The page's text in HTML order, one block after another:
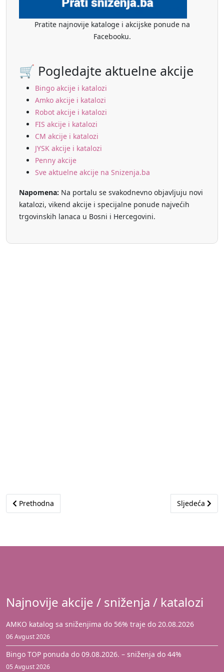
Pratite najnovije kataloge i akcijske ponude na
Facebooku.
🛒 Pogledajte aktuelne akcije
Bingo akcije i katalozi
Amko akcije i katalozi
Robot akcije i katalozi
FIS akcije i katalozi
CM akcije i katalozi
JYSK akcije i katalozi
Penny akcije
Sve aktuelne akcije na Snizenja.ba
Napomena: Na portalu se svakodnevno objavljuju novi
katalozi, vikend akcije i specijalne ponude najvećih
trgovinskih lanaca u Bosni i Hercegovini.
Prethodni članak: Akcija je istekla
Prethodna Sljedeći
Sljedeća
Najnovije akcije / sniženja / katalozi
AMKO katalog sa sniženjima do 56% traje do 20.08.2026
06 Avgust 2026
Bingo TOP ponuda do 09.08.2026. – sniženja do 44%
05 Avgust 2026